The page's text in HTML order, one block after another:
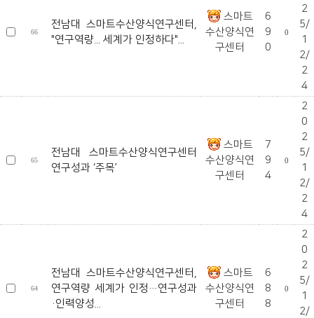
66
전남대 스마트수산양식연구센터,
"연구역량... 세계가 인정하다"...
스마트
수산양식연
구센터
6
9
0
0
2
5/
1
2/
2
4
65
전남대 스마트수산양식연구센터
연구성과 ‘주목’
스마트
수산양식연
구센터
7
9
4
0
2
0
2
5/
1
2/
2
4
64
전남대 스마트수산양식연구센터,
연구역량 세계가 인정…연구성과
·인력양성...
스마트
수산양식연
구센터
6
8
8
0
2
0
2
5/
1
2/